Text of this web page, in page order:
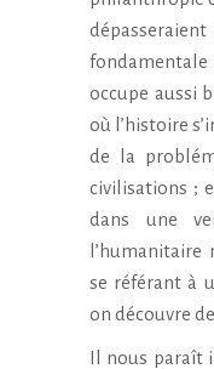
dépasseraient
fondamentale
occupe aussi
où l’histoire
de la
civilisations ;
dans une
se référant à
on découvre
Il nous paraît